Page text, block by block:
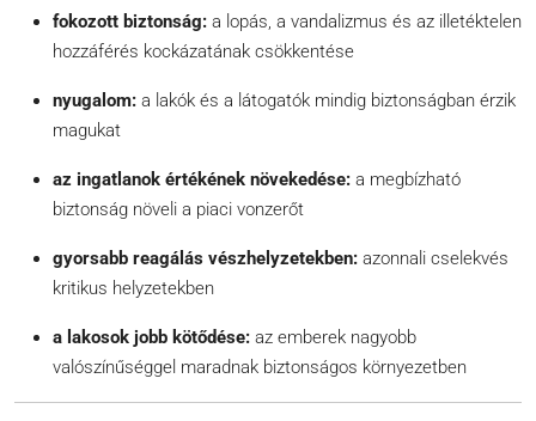
fokozott biztonság: a lopás, a vandalizmus és az illetéktelen
hozzáférés kockázatának csökkentése
nyugalom: a lakók és a látogatók mindig biztonságban érzik
magukat
az ingatlanok értékének növekedése: a megbízható
biztonság növeli a piaci vonzerőt
gyorsabb reagálás vészhelyzetekben: azonnali cselekvés
kritikus helyzetekben
a lakosok jobb kötődése: az emberek nagyobb
valószínűséggel maradnak biztonságos környezetben